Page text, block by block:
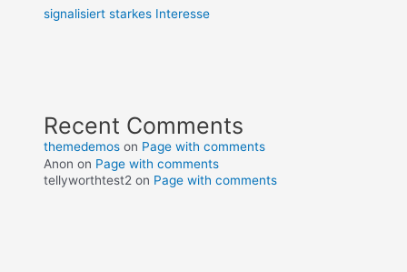
signalisiert starkes Interesse
Recent Comments
themedemos on Page with comments
Anon on Page with comments
tellyworthtest2 on Page with comments